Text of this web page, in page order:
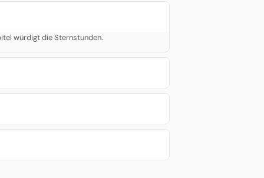
würdigt die Sternstunden.